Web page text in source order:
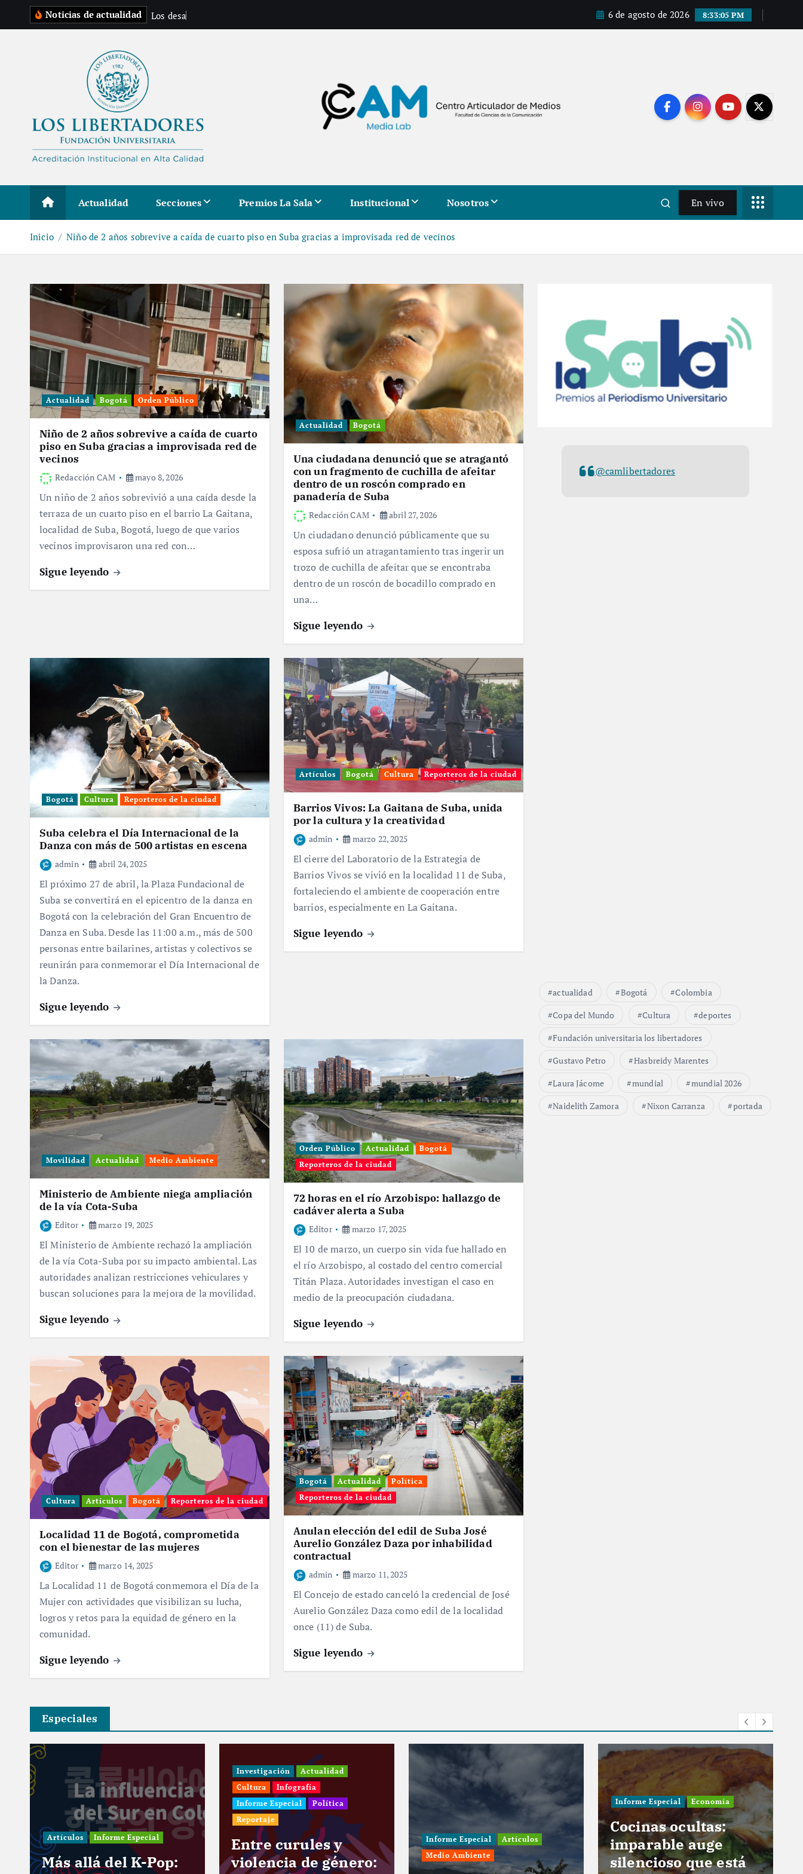
t
n
Noticias de actualidad Los desa 6 de agosto de 2026 8:33:06 PM
Actualidad Secciones Premios La Sala Institucional Nosotros En vivo
Inicio Niño de 2 años sobrevive a caída de cuarto piso en Suba gracias a improvisada red de vecinos
Actualidad Bogotá Orden Público
Niño de 2 años sobrevive a caída de cuarto
piso en Suba gracias a improvisada red de
vecinos
Redacción CAM mayo 8, 2026
Un niño de 2 años sobrevivió a una caída desde la
terraza de un cuarto piso en el barrio La Gaitana,
localidad de Suba, Bogotá, luego de que varios
vecinos improvisaron una red con…
Sigue leyendo
Actualidad Bogotá
Una ciudadana denunció que se atragantó
con un fragmento de cuchilla de afeitar
dentro de un roscón comprado en
panadería de Suba
Redacción CAM abril 27, 2026
Un ciudadano denunció públicamente que su
esposa sufrió un atragantamiento tras ingerir un
trozo de cuchilla de afeitar que se encontraba
dentro de un roscón de bocadillo comprado en
una…
Sigue leyendo
Bogotá Cultura Reporteros de la ciudad
Suba celebra el Día Internacional de la
Danza con más de 500 artistas en escena
admin abril 24, 2025
El próximo 27 de abril, la Plaza Fundacional de
Suba se convertirá en el epicentro de la danza en
Bogotá con la celebración del Gran Encuentro de
Danza en Suba. Desde las 11:00 a. m., más de 500
personas entre bailarines, artistas y colectivos se
reunirán para conmemorar el Día Internacional de
la Danza.
Sigue leyendo
Artículos Bogotá Cultura Reporteros de la ciudad
Barrios Vivos: La Gaitana de Suba, unida
por la cultura y la creatividad
admin marzo 22, 2025
El cierre del Laboratorio de la Estrategia de
Barrios Vivos se vivió en la localidad 11 de Suba,
fortaleciendo el ambiente de cooperación entre
barrios, especialmente en La Gaitana.
Sigue leyendo
Movilidad Actualidad Medio Ambiente
Ministerio de Ambiente niega ampliación
de la vía Cota-Suba
Editor marzo 19, 2025
El Ministerio de Ambiente rechazó la ampliación
de la vía Cota-Suba por su impacto ambiental. Las
autoridades analizan restricciones vehiculares y
buscan soluciones para la mejora de la movilidad.
Sigue leyendo
Orden Público Actualidad
Bogotá
Reporteros de la ciudad
72 horas en el río Arzobispo: hallazgo de
cadáver alerta a Suba
Editor marzo 17, 2025
El 10 de marzo, un cuerpo sin vida fue hallado en
el río Arzobispo, al costado del centro comercial
Titán Plaza. Autoridades investigan el caso en
medio de la preocupación ciudadana.
Sigue leyendo
Cultura Artículos Bogotá Reporteros de la ciudad
Localidad 11 de Bogotá, comprometida
con el bienestar de las mujeres
Editor marzo 14, 2025
La Localidad 11 de Bogotá conmemora el Día de la
Mujer con actividades que visibilizan su lucha,
logros y retos para la equidad de género en la
comunidad.
Sigue leyendo
Bogotá Actualidad
Política
Reporteros de la ciudad
Anulan elección del edil de Suba José
Aurelio González Daza por inhabilidad
contractual
admin marzo 11, 2025
El Concejo de estado canceló la credencial de José
Aurelio González Daza como edil de la localidad
once (11) de Suba.
Sigue leyendo
@camlibertadores
actualidad Bogotá
Colombia
Copa del Mundo
Cultura
deportes
Fundación universitaria los libertadores
Gustavo Petro
Hasbreidy Marentes
Laura Jácome
mundial
mundial 2026
Naidelith Zamora
Nixon Carranza portada
Especiales
Artículos Informe Especial
Más allá del K-Pop:
Investigación
Actualidad
Cultura
Infografía
Informe Especial
Política
Reportaje
Entre curules y
violencia de género:
Informe Especial
Artículos
Medio Ambiente
Informe Especial Economía
Cocinas ocultas:
imparable auge
silencioso que está